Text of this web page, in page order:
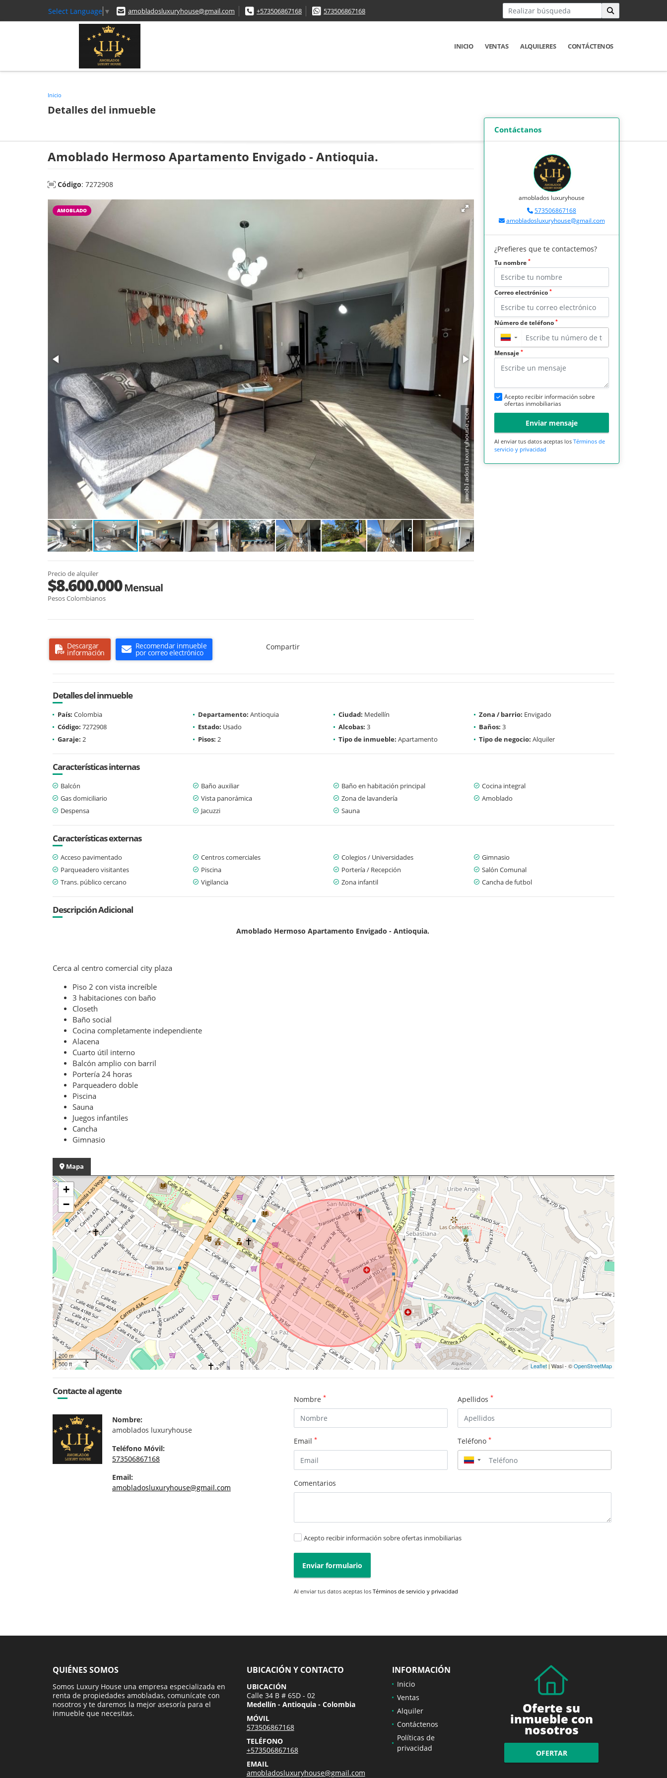
Select Language ▼ amobladosluxuryhouse@gmail.com +573506867168 573506867168
INICIO VENTAS ALQUILERES CONTÁCTENOS
Inicio
Detalles del inmueble
Amoblado Hermoso Apartamento Envigado - Antioquia.
Código: 7272908
AMOBLADO
Precio de alquiler
$8.600.000Mensual
Pesos Colombianos
Descargar
información
Recomendar inmueble
por correo electrónico
Compartir
Contáctanos
amoblados luxuryhouse
573506867168
amobladosluxuryhouse@gmail.com
¿Prefieres que te contactemos?
Tu nombre *
Correo electrónico *
Número de teléfono *
▼
Mensaje *
Acepto recibir información sobre
ofertas inmobiliarias
Enviar mensaje
Al enviar tus datos aceptas los Términos de
servicio y privacidad
Detalles del inmueble
País: Colombia Departamento: Antioquia Ciudad: Medellín Zona / barrio: Envigado
Código: 7272908 Estado: Usado Alcobas: 3 Baños: 3
Garaje: 2 Pisos: 2 Tipo de inmueble: Apartamento Tipo de negocio: Alquiler
Características internas
Balcón Baño auxiliar Baño en habitación principal
Cocina integral
Gas domiciliario
Vista panorámica Zona de lavandería
Amoblado
Despensa
Jacuzzi Sauna
Características externas
Acceso pavimentado Centros comerciales Colegios / Universidades
Gimnasio
Parqueadero visitantes
Piscina Portería / Recepción
Salón Comunal
Trans. público cercano
Vigilancia Zona infantil Cancha de futbol
Descripción Adicional
Amoblado Hermoso Apartamento Envigado - Antioquia.
Cerca al centro comercial city plaza
Piso 2 con vista increíble
3 habitaciones con baño
Closeth
Baño social
Cocina completamente independiente
Alacena
Cuarto útil interno
Balcón amplio con barril
Portería 24 horas
Parqueadero doble
Piscina
Sauna
Juegos infantiles
Cancha
Gimnasio
Mapa
+
−
200 m
500 ft
Leaflet | Wasi - ©OpenStreetMap
Contacte al agente
Nombre:
amoblados luxuryhouse
Teléfono Móvil:
573506867168
Email:
amobladosluxuryhouse@gmail.com
Nombre * Apellidos *
Email * Teléfono *
▼
Comentarios
Acepto recibir información sobre ofertas inmobiliarias
Enviar formulario
Al enviar tus datos aceptas los Términos de servicio y privacidad
QUIÉNES SOMOS
Somos Luxury House una empresa especializada en
renta de propiedades amobladas, comunícate con
nosotros y te daremos la mejor asesoría para el
inmueble que necesitas.
UBICACIÓN Y CONTACTO
UBICACIÓN
Calle 34 B # 65D - 02
Medellín - Antioquia - Colombia
MÓVIL
573506867168
TELÉFONO
+573506867168
EMAIL
amobladosluxuryhouse@gmail.com
INFORMACIÓN
Inicio
Ventas
Alquiler
Contáctenos
Políticas de
privacidad
Oferte su
inmueble con
nosotros
OFERTAR